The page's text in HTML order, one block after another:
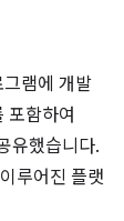
램에 개발
포함하여
유했습니다.
루어진 플랫